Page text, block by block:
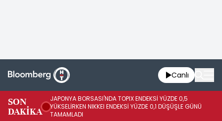
Canlı
SON
DAKİKA
JAPONYA BORSASI'NDA TOPIX ENDEKSİ YÜZDE 0,5
YÜKSELİRKEN NIKKEI ENDEKSİ YÜZDE 0,1 DÜŞÜŞLE GÜNÜ
TAMAMLADI